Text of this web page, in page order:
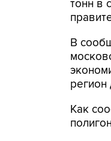
тонн в
В
регион
Как